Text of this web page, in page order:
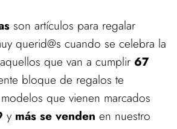
son artículos para regalar
querid@s cuando se celebra la
que van a cumplir 67
bloque de regalos te
que vienen marcados
y más se venden en nuestro